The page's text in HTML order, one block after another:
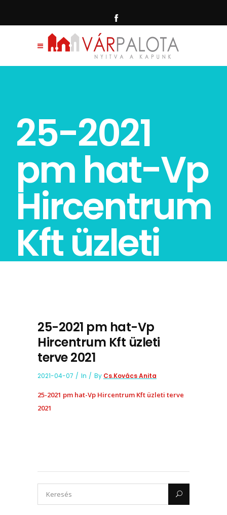
25-2021
pm hat-Vp
Hircentrum
Kft üzleti
25-2021 pm hat-Vp
Hircentrum Kft üzleti
terve 2021
2021-04-07 In By Cs.Kovács Anita
25-2021 pm hat-Vp Hircentrum Kft üzleti terve
2021